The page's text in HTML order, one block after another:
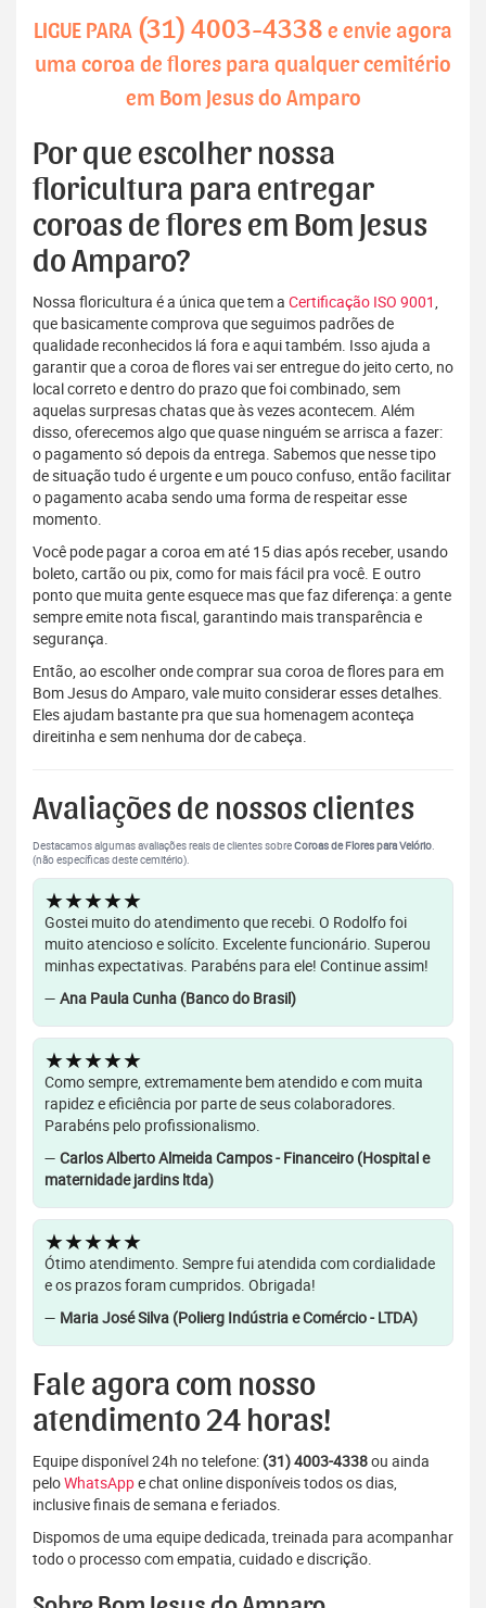
LIGUE PARA (31) 4003-4338 e envie agora
uma coroa de flores para qualquer cemitério
em Bom Jesus do Amparo
Por que escolher nossa
floricultura para entregar
coroas de flores em Bom Jesus
do Amparo?
Nossa floricultura é a única que tem a Certificação ISO 9001,
que basicamente comprova que seguimos padrões de
qualidade reconhecidos lá fora e aqui também. Isso ajuda a
garantir que a coroa de flores vai ser entregue do jeito certo, no
local correto e dentro do prazo que foi combinado, sem
aquelas surpresas chatas que às vezes acontecem. Além
disso, oferecemos algo que quase ninguém se arrisca a fazer:
o pagamento só depois da entrega. Sabemos que nesse tipo
de situação tudo é urgente e um pouco confuso, então facilitar
o pagamento acaba sendo uma forma de respeitar esse
momento.
Você pode pagar a coroa em até 15 dias após receber, usando
boleto, cartão ou pix, como for mais fácil pra você. E outro
ponto que muita gente esquece mas que faz diferença: a gente
sempre emite nota fiscal, garantindo mais transparência e
segurança.
Então, ao escolher onde comprar sua coroa de flores para em
Bom Jesus do Amparo, vale muito considerar esses detalhes.
Eles ajudam bastante pra que sua homenagem aconteça
direitinha e sem nenhuma dor de cabeça.
Avaliações de nossos clientes
Destacamos algumas avaliações reais de clientes sobreCoroas de Flores para Velório.
(não específicas deste cemitério).
★★★★★
Gostei muito do atendimento que recebi. O Rodolfo foi
muito atencioso e solícito. Excelente funcionário. Superou
minhas expectativas. Parabéns para ele! Continue assim!
— Ana Paula Cunha (Banco do Brasil)
★★★★★
Como sempre, extremamente bem atendido e com muita
rapidez e eficiência por parte de seus colaboradores.
Parabéns pelo profissionalismo.
— Carlos Alberto Almeida Campos - Financeiro (Hospital e
maternidade jardins ltda)
★★★★★
Ótimo atendimento. Sempre fui atendida com cordialidade
e os prazos foram cumpridos. Obrigada!
— Maria José Silva (Polierg Indústria e Comércio - LTDA)
Fale agora com nosso
atendimento 24 horas!
Equipe disponível 24h no telefone: (31) 4003-4338ou ainda
peloWhatsAppe chat online disponíveis todos os dias,
inclusive finais de semana e feriados.
Dispomos de uma equipe dedicada, treinada para acompanhar
todo o processo com empatia, cuidado e discrição.